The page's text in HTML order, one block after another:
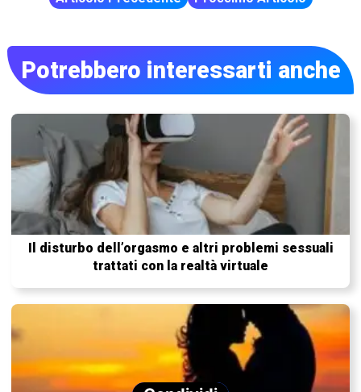
Potrebbero interessarti anche
Il disturbo dell’orgasmo e altri problemi sessuali
trattati con la realtà virtuale